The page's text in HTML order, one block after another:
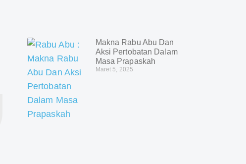
Makna Rabu Abu Dan
Aksi Pertobatan Dalam
Masa Prapaskah
Maret 5, 2025